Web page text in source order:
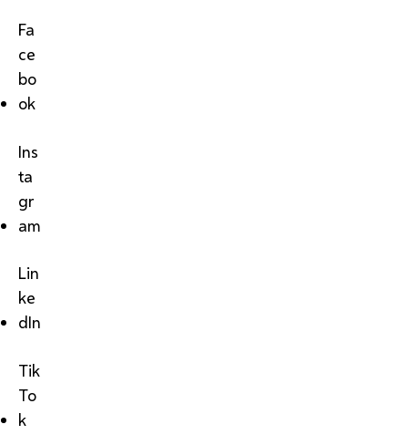
Fa
ce
bo
ok
Ins
ta
gr
am
Lin
ke
dIn
Tik
To
k